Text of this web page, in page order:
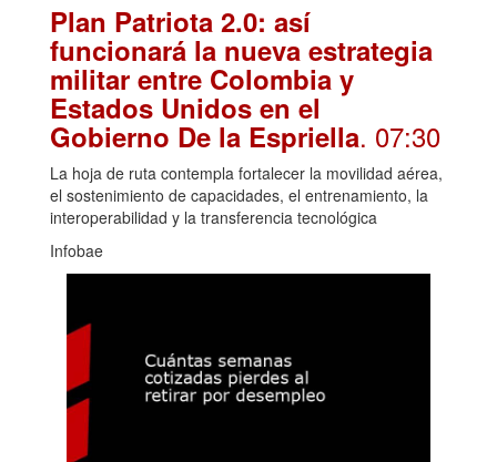
Plan Patriota 2.0: así
funcionará la nueva estrategia
militar entre Colombia y
Estados Unidos en el
Gobierno De la Espriella. 07:30
La hoja de ruta contempla fortalecer la movilidad aérea,
el sostenimiento de capacidades, el entrenamiento, la
interoperabilidad y la transferencia tecnológica
Infobae